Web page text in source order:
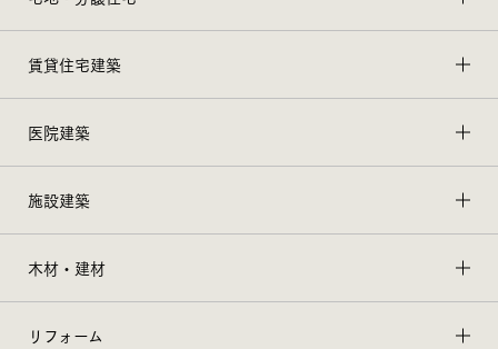
賃貸住宅建築
医院建築
施設建築
木材・建材
リフォーム